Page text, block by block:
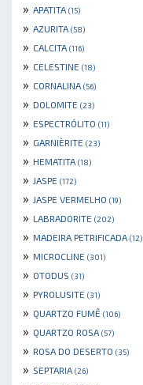
» APATITA (15)
» AZURITA (58)
» CALCITA (116)
» CELESTINE (18)
» CORNALINA (56)
» DOLOMITE (23)
» ESPECTRÓLITO (11)
» GARNIÈRITE (23)
» HEMATITA (18)
» JASPE (172)
» JASPE VERMELHO (19)
» LABRADORITE (202)
» MADEIRA PETRIFICADA (12)
» MICROCLINE (301)
» OTODUS (31)
» PYROLUSITE (31)
» QUARTZO FUMÊ (106)
» QUARTZO ROSA (57)
» ROSA DO DESERTO (35)
» SEPTARIA (26)